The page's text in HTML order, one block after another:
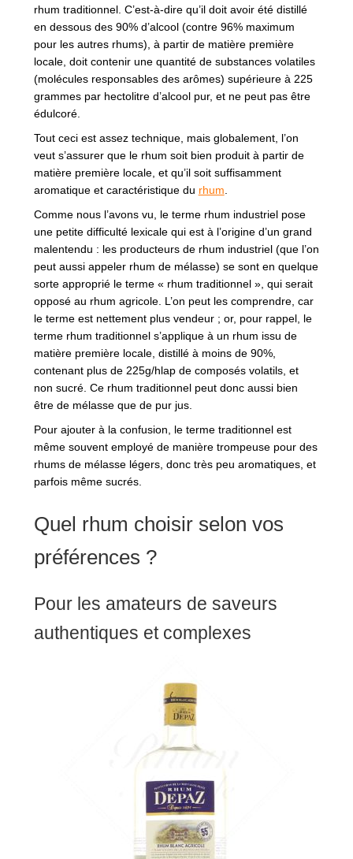
rhum traditionnel. C’est-à-dire qu’il doit avoir été distillé
en dessous des 90% d’alcool (contre 96% maximum
pour les autres rhums), à partir de matière première
locale, doit contenir une quantité de substances volatiles
(molécules responsables des arômes) supérieure à 225
grammes par hectolitre d’alcool pur, et ne peut pas être
édulcoré.
Tout ceci est assez technique, mais globalement, l’on
veut s’assurer que le rhum soit bien produit à partir de
matière première locale, et qu’il soit suffisamment
aromatique et caractéristique du rhum.
Comme nous l’avons vu, le terme rhum industriel pose
une petite difficulté lexicale qui est à l’origine d’un grand
malentendu : les producteurs de rhum industriel (que l’on
peut aussi appeler rhum de mélasse) se sont en quelque
sorte approprié le terme « rhum traditionnel », qui serait
opposé au rhum agricole. L’on peut les comprendre, car
le terme est nettement plus vendeur ; or, pour rappel, le
terme rhum traditionnel s’applique à un rhum issu de
matière première locale, distillé à moins de 90%,
contenant plus de 225g/hlap de composés volatils, et
non sucré. Ce rhum traditionnel peut donc aussi bien
être de mélasse que de pur jus.
Pour ajouter à la confusion, le terme traditionnel est
même souvent employé de manière trompeuse pour des
rhums de mélasse légers, donc très peu aromatiques, et
parfois même sucrés.
Quel rhum choisir selon vos
préférences ?
Pour les amateurs de saveurs
authentiques et complexes